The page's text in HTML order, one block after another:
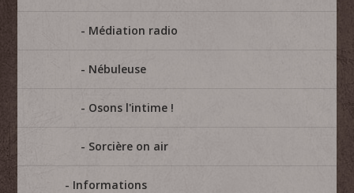
Médiation radio
Nébuleuse
Osons l'intime !
Sorcière on air
Informations